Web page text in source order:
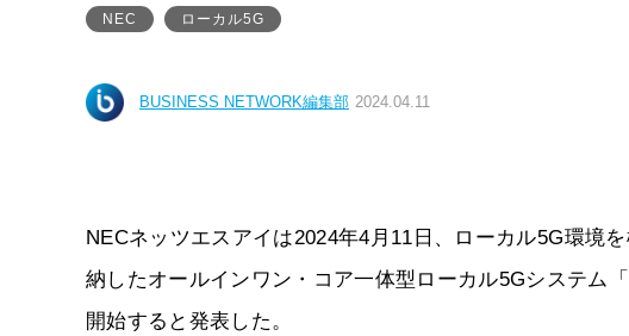
NEC ローカル5G
BUSINESS NETWORK編集部 2024.04.11
NECネッツエスアイは2024年4月11日、ローカル5G環境
納したオールインワン・コア一体型ローカル5Gシステム
開始すると発表した。